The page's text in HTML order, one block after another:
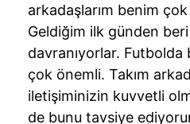
arkadaşlarım benim çok
Geldiğim ilk günden
davranıyorlar. Futbolda
çok önemli. Takım
iletişiminizin kuvvetli
de bunu tavsiye